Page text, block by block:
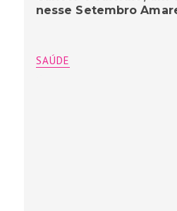
nesse Setembro
SAÚDE